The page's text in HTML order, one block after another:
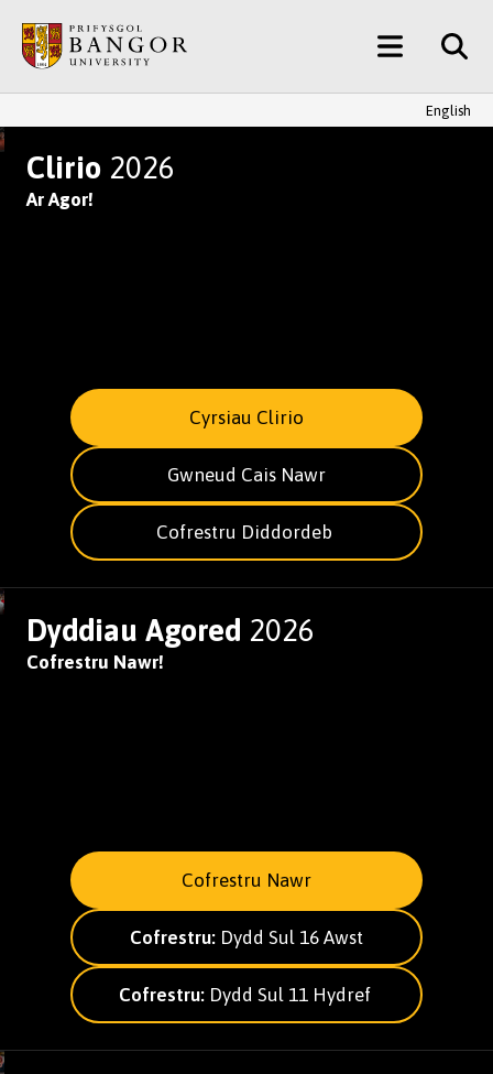
Prif
Gynnwys
Main
Menu
English
YMUNWCH AG UN O
Clirio 2026
Ar Agor!
Cyrsiau Clirio
Gwneud Cais Nawr
Cofrestru Diddordeb
Dyddiau Agored 2026
Cofrestru Nawr!
Cofrestru Nawr
Cofrestru: Dydd Sul 16 Awst
Cofrestru:Dydd Sul 11 Hydref